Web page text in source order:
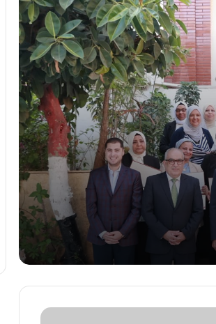
رئيس الوزراء يوافق على إنشاء منطقة
استثمارية داخل مشروع “البروج” بامتداد
مدينة الشروق
وزارة التعليم: عدد ساعات دراسية أكبر لمواد
شهادة البكالوريا
رئيس الوزراء يستقبل المدير العام لمنظمة
اليونسكو
استجابةً لأولياء الأمور.. محافظ الجيزة يقرر
خفض الحد الأدنى لتنسيق الثانوية العامة إلى
225 درجة
محمد جبريل : زيادة الكهرباء 12% ترهق